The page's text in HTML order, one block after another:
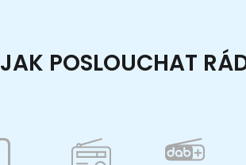
JAK POSLOUCHAT